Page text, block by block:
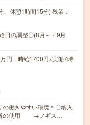
休憩1時間15分) 残業：
日の調整〇(8月～・9月
円＝時給1700円×実働7時
働きやすい環境＊〇納入
器の使用 →ノギス…